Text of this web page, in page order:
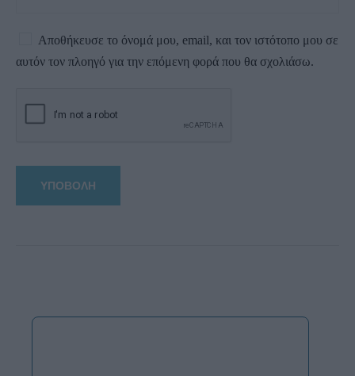
Αποθήκευσε το όνομά μου, email, και τον ιστότοπο μου σε
αυτόν τον πλοηγό για την επόμενη φορά που θα σχολιάσω.